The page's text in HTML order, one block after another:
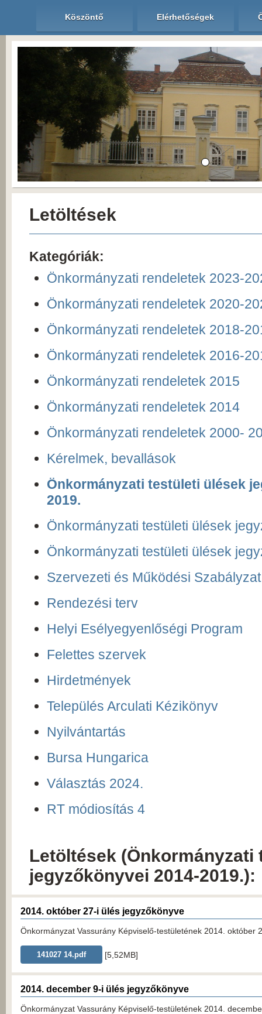
Köszöntő Elérhetőségek
Letöltések
Kategóriák:
Önkormányzati rendeletek 2023-
Önkormányzati rendeletek 2020-
Önkormányzati rendeletek 2018-
Önkormányzati rendeletek 2016-
Önkormányzati rendeletek 2015
Önkormányzati rendeletek 2014
Önkormányzati rendeletek 2000-
Kérelmek, bevallások
Önkormányzati testületi ülések
2019.
Önkormányzati testületi ülések
Önkormányzati testületi ülések
Szervezeti és Működési Szabályzat
Rendezési terv
Helyi Esélyegyenlőségi Program
Felettes szervek
Hirdetmények
Település Arculati Kézikönyv
Nyilvántartás
Bursa Hungarica
Választás 2024.
RT módiosítás 4
Letöltések (Önkormányzati
jegyzőkönyvei 2014-2019.):
2014. október 27-i ülés jegyzőkönyve
Önkormányzat Vassurány Képviselő-testületének 2014. október
141027 14.pdf [5,52MB]
2014. december 9-i ülés jegyzőkönyve
Önkormányzat Vassurány Képviselő-testületének 2014.